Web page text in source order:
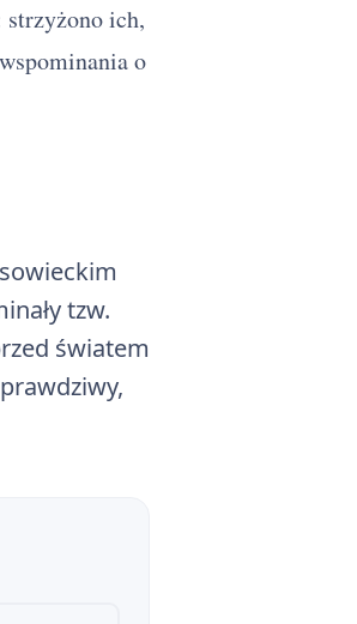
ich,
o
tzw.
światem